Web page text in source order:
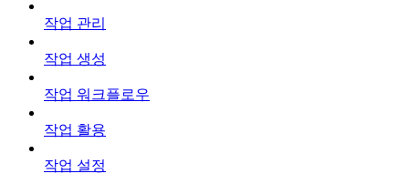
작업 관리
작업 생성
작업 워크플로우
작업 활용
작업 설정